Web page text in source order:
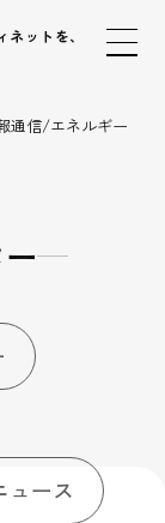
ットを、
通信/エネルギー
ュース